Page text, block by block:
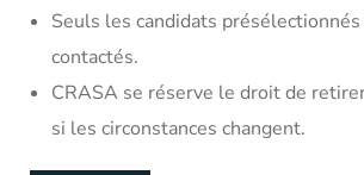
Seuls les candidats
contactés.
CRASA se réserve le droit de
si les circonstances changent.